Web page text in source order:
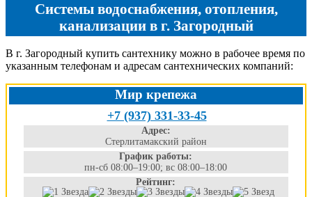
Системы водоснабжения, отопления,
канализации в г. Загородный
В г. Загородный купить сантехнику можно в рабочее время по
указанным телефонам и адресам сантехнических компаний:
Мир крепежа
+7 (937) 331-33-45
Адрес:
Стерлитамакский район
График работы:
пн-сб 08:00–19:00; вс 08:00–18:00
Рейтинг: